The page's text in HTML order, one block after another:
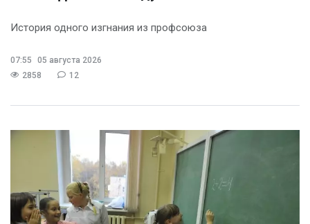
История одного изгнания из профсоюза
07:55
05 августа 2026
2858
12